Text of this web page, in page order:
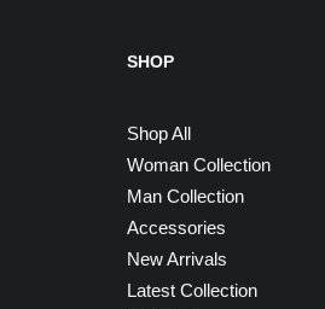
SHOP
Shop All
Woman Collection
Man Collection
Accessories
New Arrivals
Latest Collection